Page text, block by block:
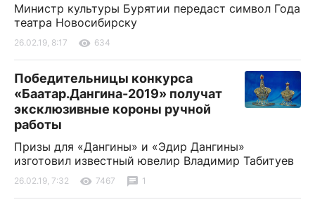
Министр культуры Бурятии передаст символ Года
театра Новосибирску
26.02.19, 8:17 634
Победительницы конкурса
«Баатар.Дангина-2019» получат
эксклюзивные короны ручной
работы
Призы для «Дангины» и «Эдир Дангины»
изготовил известный ювелир Владимир Табитуев
26.02.19, 7:32 7467 1